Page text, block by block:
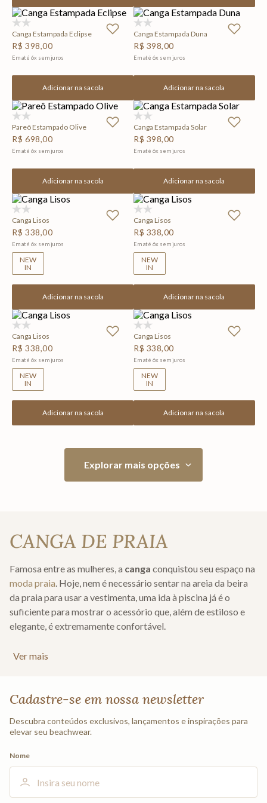
Canga Estampada Eclipse
R$ 398,00
Em até6x sem juros
Adicionar na sacola
Canga Estampada Duna
R$ 398,00
Em até 6x sem juros
Adicionar na sacola
Pareô Estampado Olive
R$ 698,00
Em até6x sem juros
Adicionar na sacola
Canga Estampada Solar
R$ 398,00
Em até 6x sem juros
Adicionar na sacola
Canga Lisos
R$ 338,00
Em até6x sem juros
NEW
IN
Adicionar na sacola
Canga Lisos
R$ 338,00
Em até 6x sem juros
NEW
IN
Adicionar na sacola
Canga Lisos
R$ 338,00
Em até6x sem juros
NEW
IN
Adicionar na sacola
Canga Lisos
R$ 338,00
Em até 6x sem juros
NEW
IN
Adicionar na sacola
CANGA DE PRAIA
Famosa entre as mulheres, a canga conquistou seu espaço na
moda praia . Hoje, nem é necessário sentar na areia da beira
da praia para usar a vestimenta, uma ida à piscina já é o
suficiente para mostrar o acessório que, além de estiloso e
elegante, é extremamente confortável.
melhores e mais ideais modelos para suas clientes e prezar
pelo seu estilo e bem-estar. Conheça nossa coleção incrível e
única!
MODELOS DE CANGA
Pensando em todas as mulheres, a Cia. Marítima criou uma
coleção que atendesse aos gostos de todas as
Ver mais
Cadastre-se em nossa newsletter
Descubra conteúdos exclusivos, lançamentos e inspirações para
elevar seu beachwear.
Nome